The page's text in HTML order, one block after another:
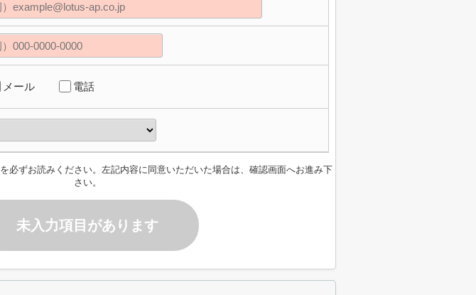
メール 電話
を必ずお読みください。左記内容に同意いただいた場合は、確認画面へお進み下
さい。
未入力項目があります